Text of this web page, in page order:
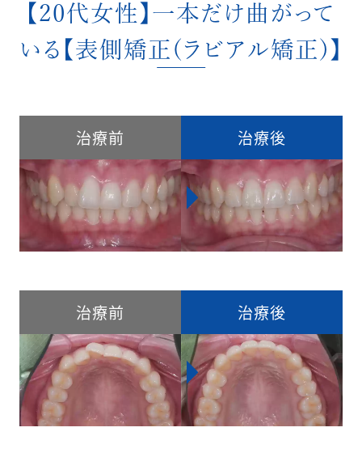
【20代女性】一本だけ曲がって
いる【表側矯正(ラビアル矯正)】
治療前 治療後
治療前 治療後